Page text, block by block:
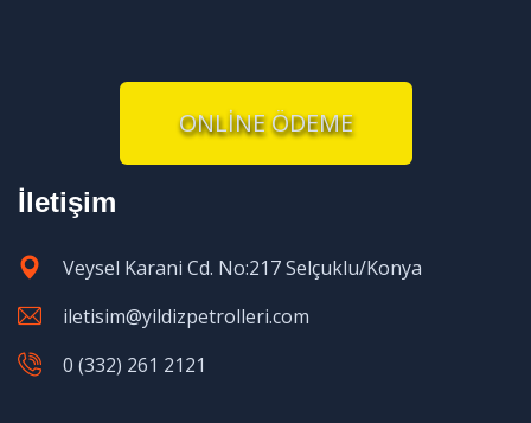
ONLİNE ÖDEME
İletişim
Veysel Karani Cd. No:217 Selçuklu/Konya
iletisim@yildizpetrolleri.com
0 (332) 261 2121